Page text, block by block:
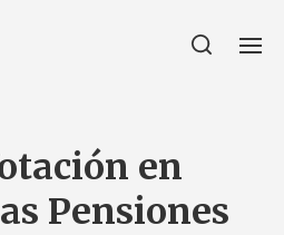
en
Pensiones